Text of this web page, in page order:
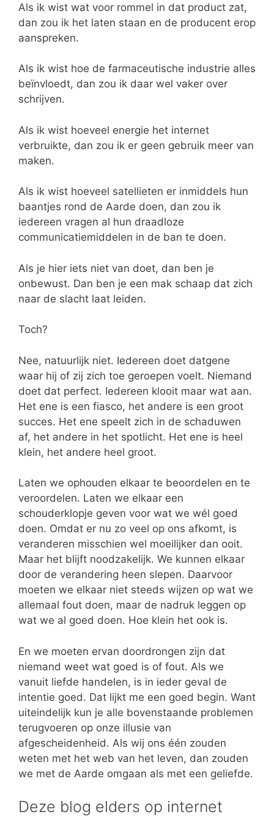
Als ik wist wat voor rommel in dat product zat,
dan zou ik het laten staan en de producent erop
aanspreken.
Als ik wist hoe de farmaceutische industrie alles
beïnvloedt, dan zou ik daar wel vaker over
schrijven.
Als ik wist hoeveel energie het internet
verbruikte, dan zou ik er geen gebruik meer van
maken.
Als ik wist hoeveel satellieten er inmiddels hun
baantjes rond de Aarde doen, dan zou ik
iedereen vragen al hun draadloze
communicatiemiddelen in de ban te doen.
Als je hier iets niet van doet, dan ben je
onbewust. Dan ben je een mak schaap dat zich
naar de slacht laat leiden.
Toch?
Nee, natuurlijk niet. Iedereen doet datgene
waar hij of zij zich toe geroepen voelt. Niemand
doet dat perfect. Iedereen klooit maar wat aan.
Het ene is een fiasco, het andere is een groot
succes. Het ene speelt zich in de schaduwen
af, het andere in het spotlicht. Het ene is heel
klein, het andere heel groot.
Laten we ophouden elkaar te beoordelen en te
veroordelen. Laten we elkaar een
schouderklopje geven voor wat we wél goed
doen. Omdat er nu zo veel op ons afkomt, is
veranderen misschien wel moeilijker dan ooit.
Maar het blijft noodzakelijk. We kunnen elkaar
door de verandering heen slepen. Daarvoor
moeten we elkaar niet steeds wijzen op wat we
allemaal fout doen, maar de nadruk leggen op
wat we al goed doen. Hoe klein het ook is.
En we moeten ervan doordrongen zijn dat
niemand weet wat goed is of fout. Als we
vanuit liefde handelen, is in ieder geval de
intentie goed. Dat lijkt me een goed begin. Want
uiteindelijk kun je alle bovenstaande problemen
terugvoeren op onze illusie van
afgescheidenheid. Als wij ons één zouden
weten met het web van het leven, dan zouden
we met de Aarde omgaan als met een geliefde.
Deze blog elders op internet